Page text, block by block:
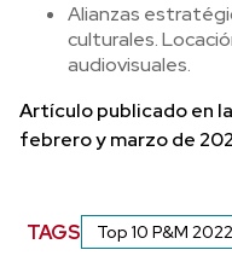
Alianzas
culturales.
audiovisuales.
Artículo publicado en
febrero y marzo de
TAGS Top 10 P&M 2022